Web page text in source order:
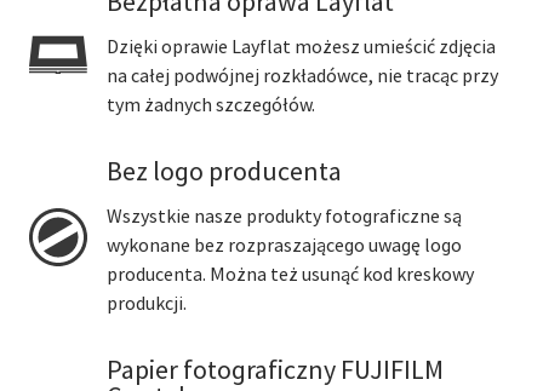
Dzięki oprawie Layflat możesz umieścić zdjęcia
na całej podwójnej rozkładówce, nie tracąc przy
tym żadnych szczegółów.
Bez logo producenta
Wszystkie nasze produkty fotograficzne są
wykonane bez rozpraszającego uwagę logo
producenta. Można też usunąć kod kreskowy
produkcji.
Papier fotograficzny FUJIFILM